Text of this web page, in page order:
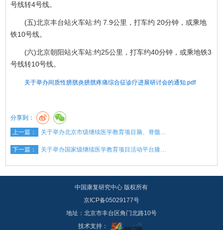
号线转4号线。
(五)北京丰台站火车站:约 7.9公里，打车约 20分钟，或乘地
铁10号线。
(六)北京朝阳站火车站:约25公里，打车约40分钟，或乘地铁3
号线转10号线。
关于举办间质性膀胱炎膀胱疼痛综合征诊疗进展研讨会的通知.pdf
分享到：
上一篇： 关于举办北京市级继续医学教育项目脑、脊髓…
下一篇： 关于举办国家级继续医学教育项目活动平台膝…
中国康复研究中心 版权所有
京ICP备05029177号
地址：北京市丰台区角门北路10号
技术支持：